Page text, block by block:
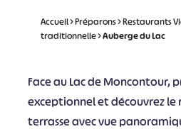
Accueil>Préparons>Restaurants
traditionnelle>Auberge du Lac
Face au Lac de Moncontour,
exceptionnel et découvrez
terrasse avec vue